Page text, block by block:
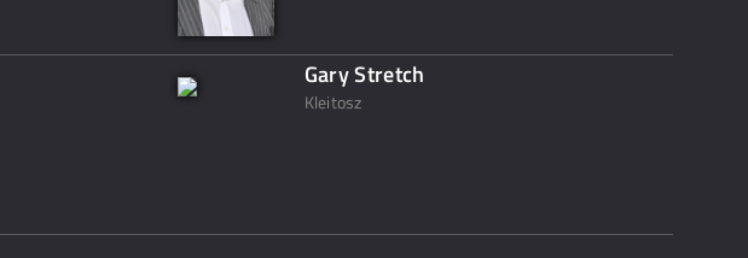
Gary Stretch
Kleitosz